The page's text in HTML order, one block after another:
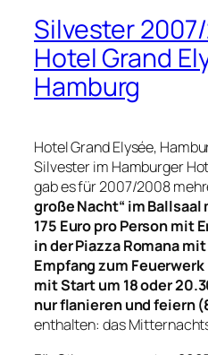
Silvester
Hotel Grand
Hamburg
Hotel Grand Elysée,
Silvester im Hamburger
gab es für 2007/2008
große Nacht“ im
175 Euro pro Person mit
in der Piazza Romana
Empfang zum
mit Start um 18 oder
nur flanieren und feiern
enthalten: das